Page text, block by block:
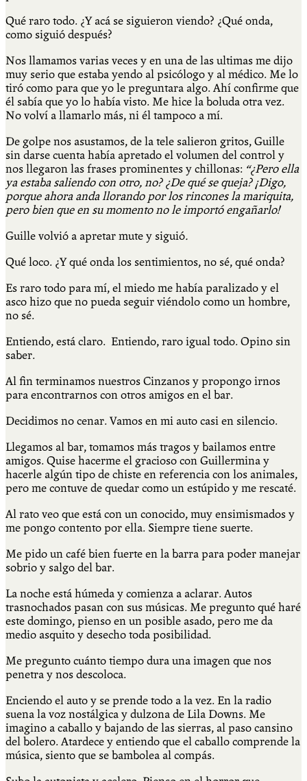
Qué raro todo. ¿Y acá se siguieron viendo? ¿Qué onda,
como siguió después?
Nos llamamos varias veces y en una de las ultimas me dijo
muy serio que estaba yendo al psicólogo y al médico. Me lo
tiró como para que yo le preguntara algo. Ahí confirme que
él sabía que yo lo había visto. Me hice la boluda otra vez.
No volví a llamarlo más, ni él tampoco a mí.
De golpe nos asustamos, de la tele salieron gritos, Guille
sin darse cuenta había apretado el volumen del control y
nos llegaron las frases prominentes y chillonas: “¿Pero ella
ya estaba saliendo con otro, no? ¿De qué se queja? ¡Digo,
porque ahora anda llorando por los rincones la mariquita,
pero bien que en su momento no le importó engañarlo!
Guille volvió a apretar mute y siguió.
Qué loco. ¿Y qué onda los sentimientos, no sé, qué onda?
Es raro todo para mí, el miedo me había paralizado y el
asco hizo que no pueda seguir viéndolo como un hombre,
no sé.
Entiendo, está claro. Entiendo, raro igual todo. Opino sin
saber.
Al fin terminamos nuestros Cinzanos y propongo irnos
para encontrarnos con otros amigos en el bar.
Decidimos no cenar. Vamos en mi auto casi en silencio.
Llegamos al bar, tomamos más tragos y bailamos entre
amigos. Quise hacerme el gracioso con Guillermina y
hacerle algún tipo de chiste en referencia con los animales,
pero me contuve de quedar como un estúpido y me rescaté.
Al rato veo que está con un conocido, muy ensimismados y
me pongo contento por ella. Siempre tiene suerte.
Me pido un café bien fuerte en la barra para poder manejar
sobrio y salgo del bar.
La noche está húmeda y comienza a aclarar. Autos
trasnochados pasan con sus músicas. Me pregunto qué haré
este domingo, pienso en un posible asado, pero me da
medio asquito y desecho toda posibilidad.
Me pregunto cuánto tiempo dura una imagen que nos
penetra y nos descoloca.
Enciendo el auto y se prende todo a la vez. En la radio
suena la voz nostálgica y dulzona de Lila Downs. Me
imagino a caballo y bajando de las sierras, al paso cansino
del bolero. Atardece y entiendo que el caballo comprende la
música, siento que se bambolea al compás.